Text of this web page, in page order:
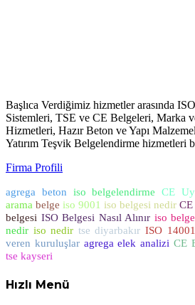
Başlıca Verdiğimiz hizmetler arasında
Sistemleri, TSE ve CE Belgeleri, Marka
Hizmetleri, Hazır Beton ve Yapı
Yatırım Teşvik Belgelendirme hizmetleri
Firma Profili
agrega beton iso belgelendirme CE
arama belge iso 9001 iso belgesi nedir
belgesi ISO Belgesi Nasıl Alınır iso
nedir iso nedir tse diyarbakır ISO
veren kuruluşlar agrega elek analizi CE
tse kayseri
Hızlı Menü